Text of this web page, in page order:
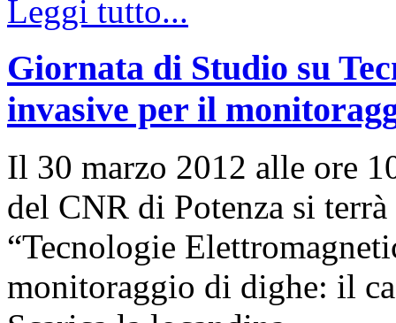
Leggi tutto...
Giornata di Studio su
invasive per il
Il 30 marzo 2012 alle ore
del CNR di Potenza si
“Tecnologie
monitoraggio di dighe: il